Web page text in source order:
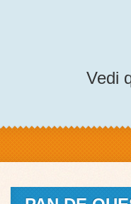
Vedi